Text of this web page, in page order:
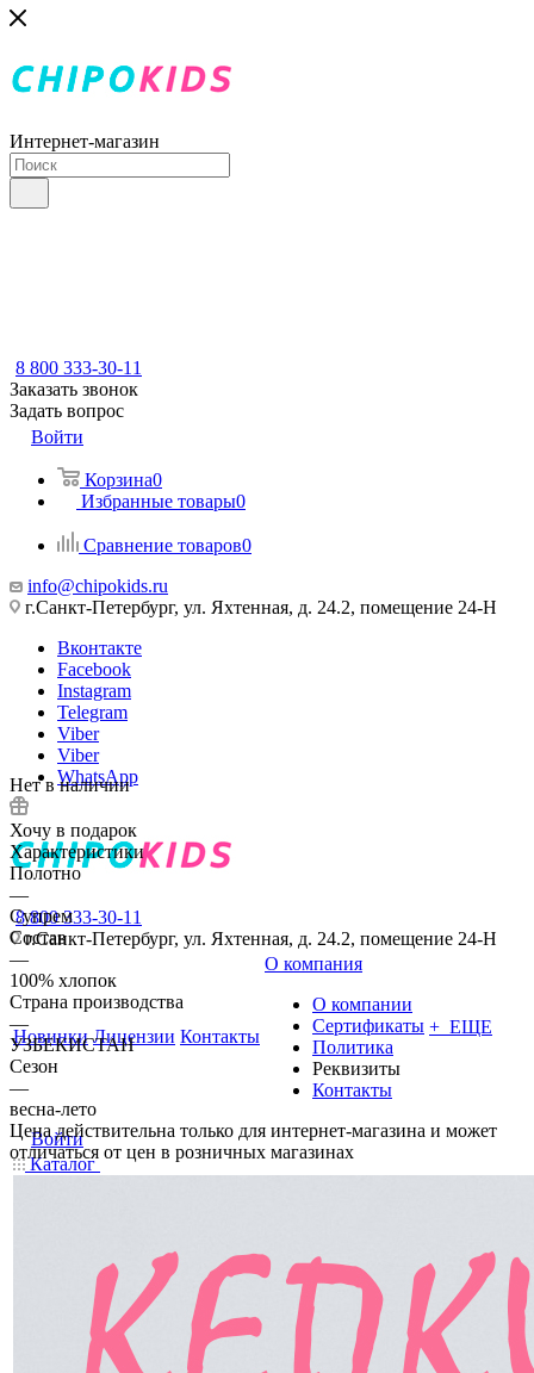
Интернет-магазин
8 800 333-30-11
Заказать звонок
Задать вопрос
Войти
Корзина0
Избранные товары0
Сравнение товаров0
info@chipokids.ru
г.Санкт-Петербург, ул. Яхтенная, д. 24.2, помещение 24-Н
Вконтакте
Facebook
Instagram
Telegram
Viber
Viber
WhatsApp
8 800 333-30-11
г.Санкт-Петербург, ул. Яхтенная, д. 24.2, помещение 24-Н
Новинки Лицензии Контакты
О компания
О компании
Сертификаты
Политика
Реквизиты
Контакты
+ ЕЩЕ
Войти
Каталог
Нет в наличии
Хочу в подарок
Характеристики
Полотно
—
Супрем
Состав
—
100% хлопок
Страна производства
—
УЗБЕКИСТАН
Сезон
—
весна-лето
Цена действительна только для интернет-магазина и может
отличаться от цен в розничных магазинах